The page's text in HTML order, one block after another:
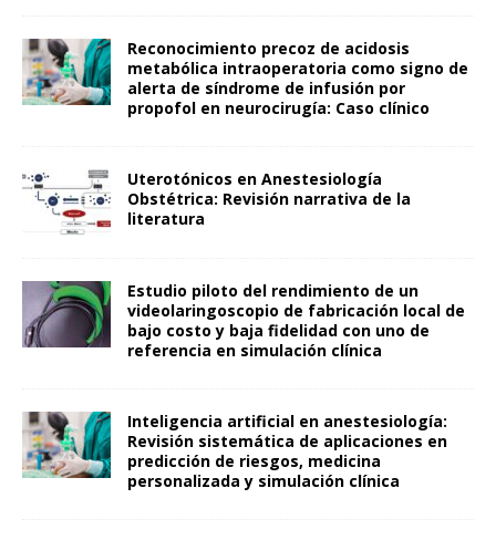
Reconocimiento precoz de acidosis
metabólica intraoperatoria como signo de
alerta de síndrome de infusión por
propofol en neurocirugía: Caso clínico
Uterotónicos en Anestesiología
Obstétrica: Revisión narrativa de la
literatura
Estudio piloto del rendimiento de un
videolaringoscopio de fabricación local de
bajo costo y baja fidelidad con uno de
referencia en simulación clínica
Inteligencia artificial en anestesiología:
Revisión sistemática de aplicaciones en
predicción de riesgos, medicina
personalizada y simulación clínica